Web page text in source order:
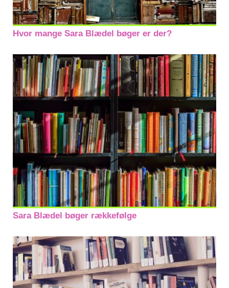
Hvor mange Sara Blædel bøger er der?
Sara Blædel bøger rækkefølge